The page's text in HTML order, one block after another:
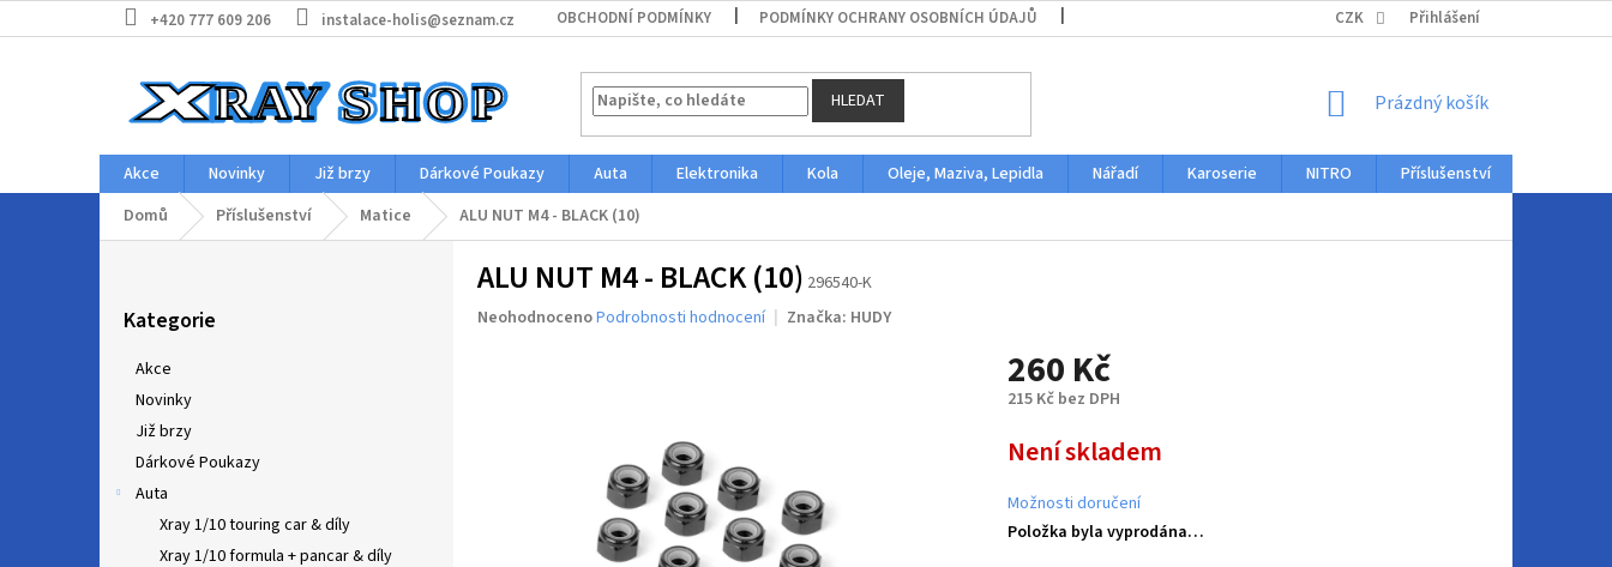
na
+420 777 609 206 instalace-holis@seznam.cz OBCHODNÍ PODMÍNKY PODMÍNKY OCHRANY OSOBNÍCH ÚDAJŮ CZK Přihlášení
HLEDAT
NÁKUPNÍ
Prázdný košík
Akce Novinky Již brzy Dárkové Poukazy Auta Elektronika Kola Oleje, Maziva, Lepidla Nářadí Karoserie NITRO Příslušenství
Domů
Příslušenství Matice ALU NUT M4 - BLACK (10)
kategorie
Kategorie
Akce
Novinky
Již brzy
Dárkové Poukazy
Auta
Xray 1/10 touring car & díly
Xray 1/10 formula + pancar & díly
ALU NUT M4 - BLACK (10) 296540-K
Průměrné
NeohodnocenoPodrobnosti hodnocení Značka: HUDY
260 Kč
215 Kč bez DPH
cena:
Není skladem
Možnosti doručení
Položka byla vyprodána…